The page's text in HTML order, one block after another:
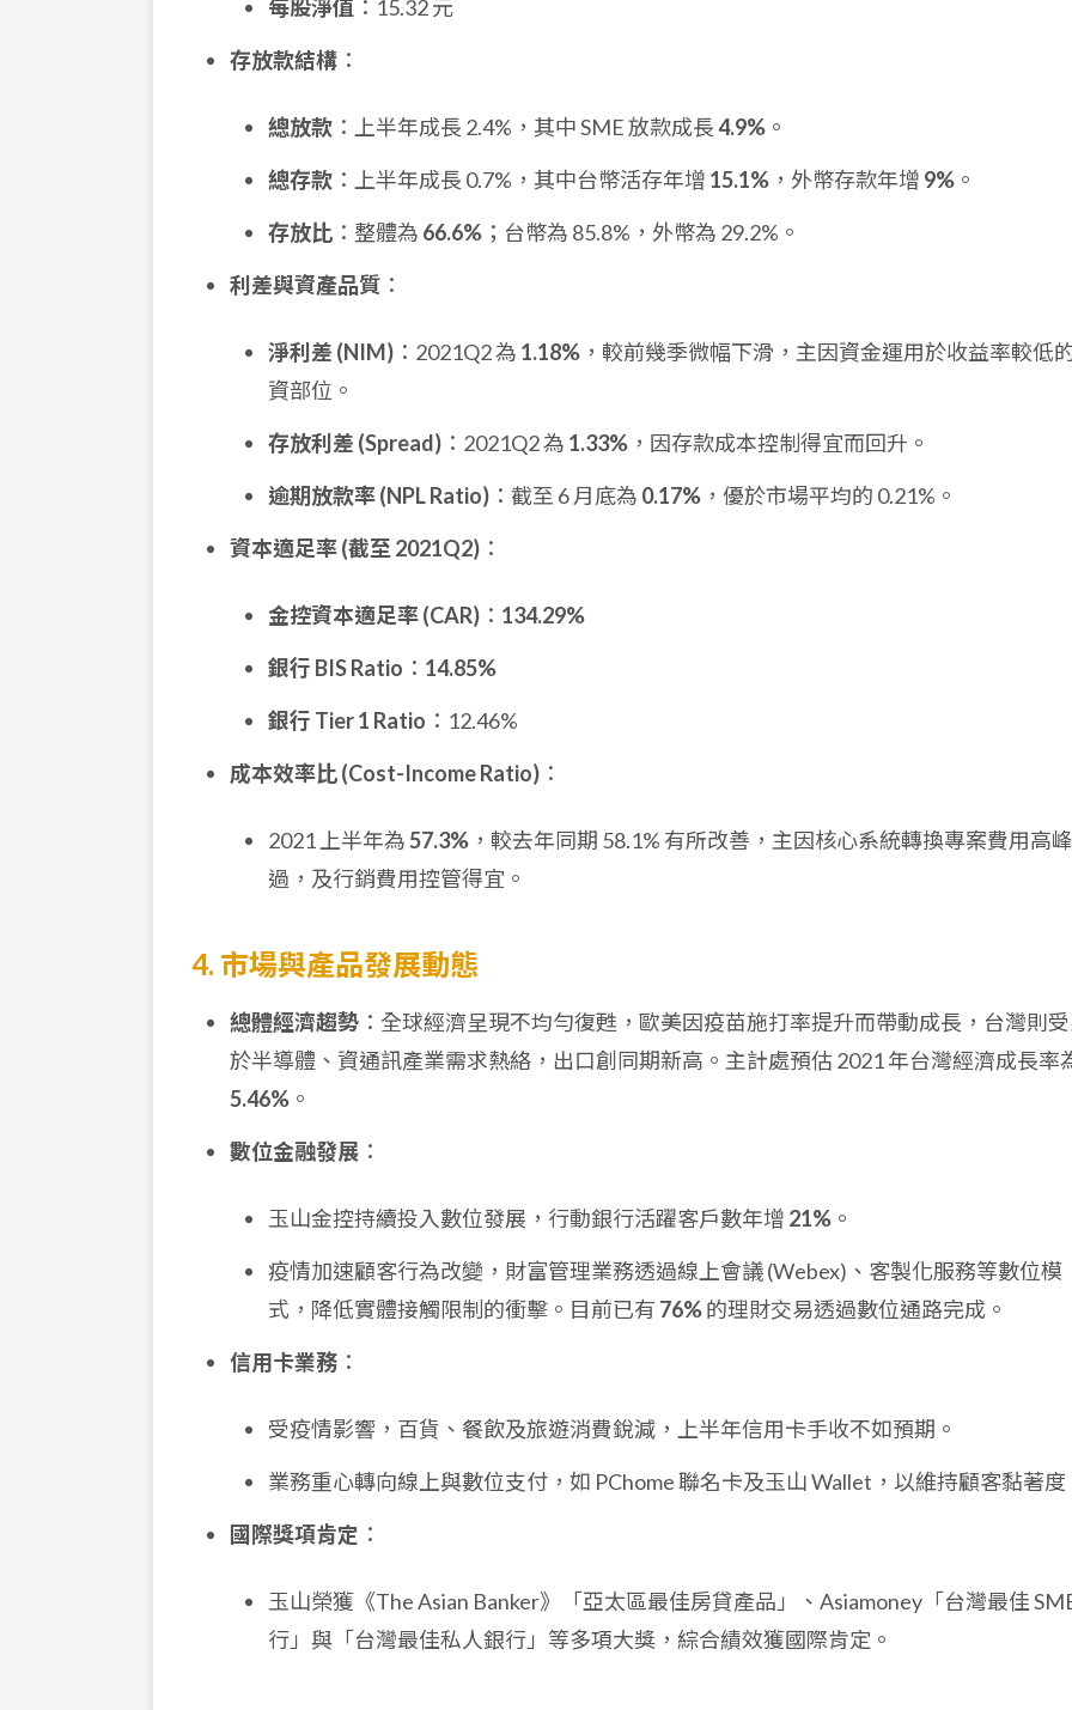
每股淨值 ：15.32 元
存放款結構 ：
總放款 ：上半年成長 2.4%，其中 SME 放款成長4.9% 。
總存款 ：上半年成長 0.7%，其中台幣活存年增 15.1% ，外幣存款年增 9% 。
存放比 ：整體為 66.6% ；台幣為 85.8%，外幣為 29.2%。
利差與資產品質 ：
淨利差 (NIM) ：2021Q2 為 1.18% ，較前幾季微幅下滑，主因資金運用於收益率較低
資部位。
存放利差 (Spread) ：2021Q2 為 1.33% ，因存款成本控制得宜而回升。
逾期放款率 (NPL Ratio) ：截至 6 月底為 0.17% ，優於市場平均的 0.21%。
資本適足率 (截至 2021Q2) ：
金控資本適足率 (CAR) ： 134.29%
銀行 BIS Ratio ： 14.85%
銀行 Tier 1 Ratio ：12.46%
成本效率比 (Cost-Income Ratio) ：
2021 上半年為57.3% ，較去年同期 58.1% 有所改善，主因核心系統轉換專案費用高
過，及行銷費用控管得宜。
4. 市場與產品發展動態
總體經濟趨勢 ：全球經濟呈現不均勻復甦，歐美因疫苗施打率提升而帶動成長，台灣則
於半導體、資通訊產業需求熱絡，出口創同期新高。主計處預估 2021 年台灣經濟成長率
5.46% 。
數位金融發展 ：
玉山金控持續投入數位發展，行動銀行活躍客戶數年增 21% 。
疫情加速顧客行為改變，財富管理業務透過線上會議 (Webex)、客製化服務等數位模
式，降低實體接觸限制的衝擊。目前已有 76%的理財交易透過數位通路完成。
信用卡業務 ：
受疫情影響，百貨、餐飲及旅遊消費銳減，上半年信用卡手收不如預期。
業務重心轉向線上與數位支付，如 PChome 聯名卡及玉山 Wallet，以維持顧客黏著度
國際獎項肯定 ：
玉山榮獲《The Asian Banker》「亞太區最佳房貸產品」、Asiamoney「台灣最佳
行」與「台灣最佳私人銀行」等多項大獎，綜合績效獲國際肯定。